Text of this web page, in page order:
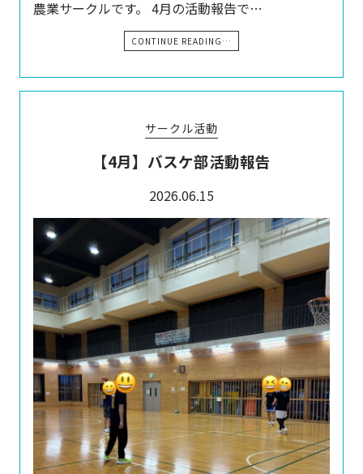
農業サークルです。 4月の活動報告で…
CONTINUE READING…
サークル活動
【4月】バスケ部活動報告
2026.06.15